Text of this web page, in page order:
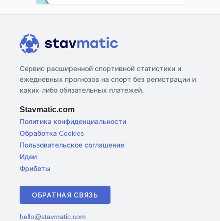
Сервис расширенной спортивной статистики и
ежедневных прогнозов на спорт без регистрации и
каких-либо обязательных платежей.
Stavmatic.com
Политика конфиденциальности
Обработка Cookies
Пользовательское соглашение
Идеи
Фрибеты
ОБРАТНАЯ СВЯЗЬ
hello@stavmatic.com